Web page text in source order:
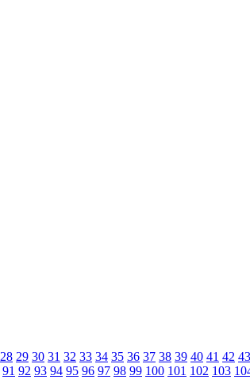
28 29 30 31 32 33 34 35 36 37 38 39 40 41 42 43
91 92 93 94 95 96 97 98 99 100 101 102 103